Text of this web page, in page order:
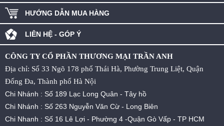
HƯỚNG DẪN MUA HÀNG
LIÊN HỆ - GÓP Ý
CÔNG TY CỔ PHẦN THƯƠNG MẠI TRẦN ANH
Địa chỉ: Số 33 Ngõ 178 phố Thái Hà, Phường Trung Liệt, Quận
Đống Đa, Thành phố Hà Nội
Chi Nhánh : Số 189 Lạc Long Quân - Tây hồ
Chi Nhánh : Số 263 Nguyễn Văn Cừ - Long Biên
Chi Nhanh : Số 16 Lê Lợi - Phường 4 -Quận Gò Vấp - TP HCM